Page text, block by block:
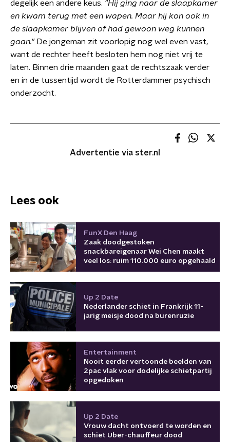
degelijk een andere keus. "Hij ging naar de slaapkamer
en kwam terug met een wapen. Maar hij kon ook in
de slaapkamer blijven of had gewoon weg kunnen
gaan." De jongeman zit voorlopig nog wel even vast,
want de rechter heeft besloten hem nog niet vrij te
laten. Binnen drie maanden gaat de rechtszaak verder
en in de tussentijd wordt de Rotterdammer psychisch
onderzocht.
Advertentie via ster.nl
Lees ook
FunX Den Haag
Zaak doodgestoken
snackbareigenaar Wei Chen maakt
veel los: ruim 110.000 euro opgehaald
Up 2 Date
Nederlander schiet in Frankrijk 11-
jarig meisje dood na burenruzie
Entertainment
Nooit eerder vertoonde beelden van
2pac vlak voor dodelijke schietpartij
opgedoken
Up 2 Date
Vrouw dacht ontvoerd te worden en
schiet Uber-chauffeur dood